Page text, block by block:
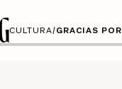
CULTURA/GRACIAS